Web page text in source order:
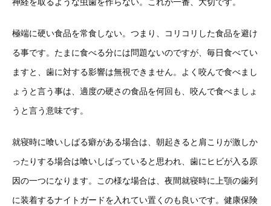
神経を取るような虫歯を作らない。これが一番、大切です。
極端に硬い食品を常食しない。つまり、コリコリした食品を避け
る事です。たまに食べる分には問題ないのですが、毎日食べてい
ますと、歯に対する影響は無視できません。よく咬んで食べまし
ょうと言う事は、適度の硬さの食品を何回も、咬んで食べましょ
うと言う意味です。
就寝時に喰いしばる癖がある場合は、朝起きると肩こりが激しか
ったりする場合は喰いしばっていると思われ、歯にヒビが入る原
因の一つになります。この様な場合は、夜間就寝時に上顎の歯列
に装着するナイトガードを入れてい置くのも良いです。健康保険